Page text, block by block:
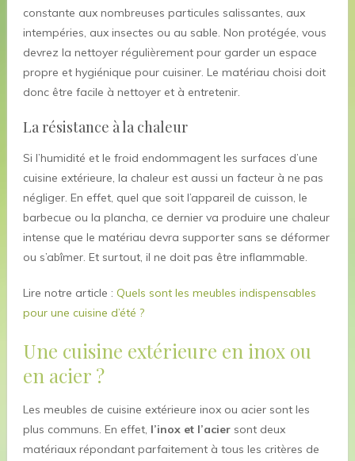
constante aux nombreuses particules salissantes, aux
intempéries, aux insectes ou au sable. Non protégée, vous
devrez la nettoyer régulièrement pour garder un espace
propre et hygiénique pour cuisiner. Le matériau choisi doit
donc être facile à nettoyer et à entretenir.
La résistance à la chaleur
Si l’humidité et le froid endommagent les surfaces d’une
cuisine extérieure, la chaleur est aussi un facteur à ne pas
négliger. En effet, quel que soit l’appareil de cuisson, le
barbecue ou la plancha, ce dernier va produire une chaleur
intense que le matériau devra supporter sans se déformer
ou s’abîmer. Et surtout, il ne doit pas être inflammable.
Lire notre article : Quels sont les meubles indispensables
pour une cuisine d’été ?
Une cuisine extérieure en inox ou
en acier ?
Les meubles de cuisine extérieure inox ou acier sont les
plus communs. En effet, l’inox et l’aciersont deux
matériaux répondant parfaitement à tous les critères de